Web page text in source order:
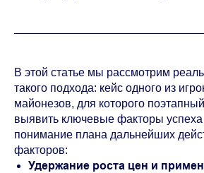
В этой статье мы рассмотрим
такого подхода: кейс одного из
майонезов, для которого
выявить ключевые факторы
понимание плана дальнейших
факторов:
Удержание роста цен и